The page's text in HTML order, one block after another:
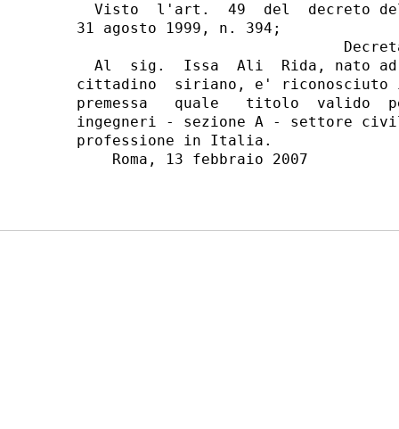
Visto  l'art.  49  del  decreto
31 agosto 1999, n. 394;
Al  sig.  Issa  Ali  Rida, nato
cittadino  siriano, e'
premessa   quale   titolo  valido
ingegneri - sezione A - settore
professione in Italia.
    Roma, 13 febbraio 2007